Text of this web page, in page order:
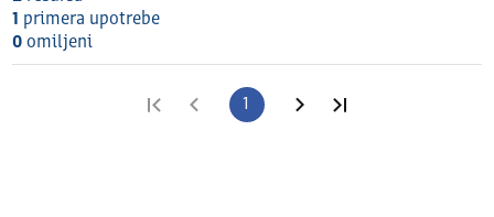
1 primera upotrebe
0 omilјeni
Prva stranaPrethodna strana
1 Sledeća strana